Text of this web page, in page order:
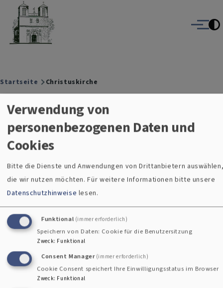
Direkt zum Inhalt
Christuskirche Gauting
Evangelisch-Lutherische Kirche Gauting
Menü
Breadcrumb
Startseite Christuskirche
Christuskirche
Evangelischer Kirchenmusikverein e.V.
Gemeindebrief - Archiv
Verwendung von
personenbezogenen Daten und
Cookies
Bitte die Dienste und Anwendungen von Drittanbietern
die wir nutzen möchten.Für weitere Informationen bitte unsere
Datenschutzhinweise lesen.
Funktional (immer erforderlich)
Speichern von Daten: Cookie für die Benutzersitzung
Zweck: Funktional
Consent Manager (immer erforderlich)
Cookie Consent speichert Ihre Einwilligungsstatus im Browser
Zweck: Funktional